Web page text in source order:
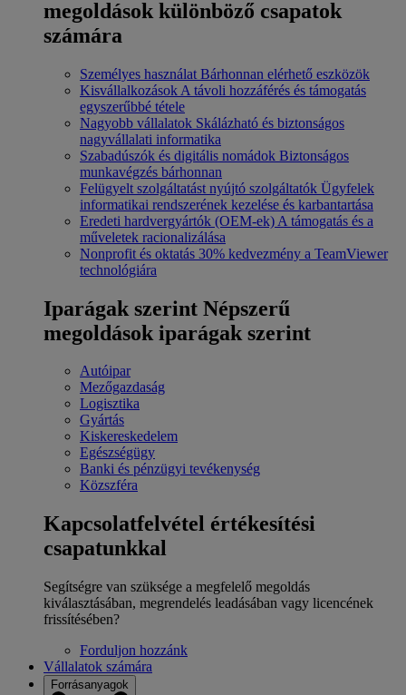
megoldások különböző csapatok
számára
Személyes használat Bárhonnan elérhető eszközök
Kisvállalkozások A távoli hozzáférés és támogatás
egyszerűbbé tétele
Nagyobb vállalatok Skálázható és biztonságos
nagyvállalati informatika
Szabadúszók és digitális nomádok Biztonságos
munkavégzés bárhonnan
Felügyelt szolgáltatást nyújtó szolgáltatók Ügyfelek
informatikai rendszerének kezelése és karbantartása
Eredeti hardvergyártók (OEM-ek) A támogatás és a
műveletek racionalizálása
Nonprofit és oktatás 30% kedvezmény a TeamViewer
technológiára
Iparágak szerint Népszerű
megoldások iparágak szerint
Autóipar
Mezőgazdaság
Logisztika
Gyártás
Kiskereskedelem
Egészségügy
Banki és pénzügyi tevékenység
Közszféra
Kapcsolatfelvétel értékesítési
csapatunkkal
Segítségre van szüksége a megfelelő megoldás
kiválasztásában, megrendelés leadásában vagy licencének
frissítésében?
Forduljon hozzánk
Vállalatok számára
Forrásanyagok